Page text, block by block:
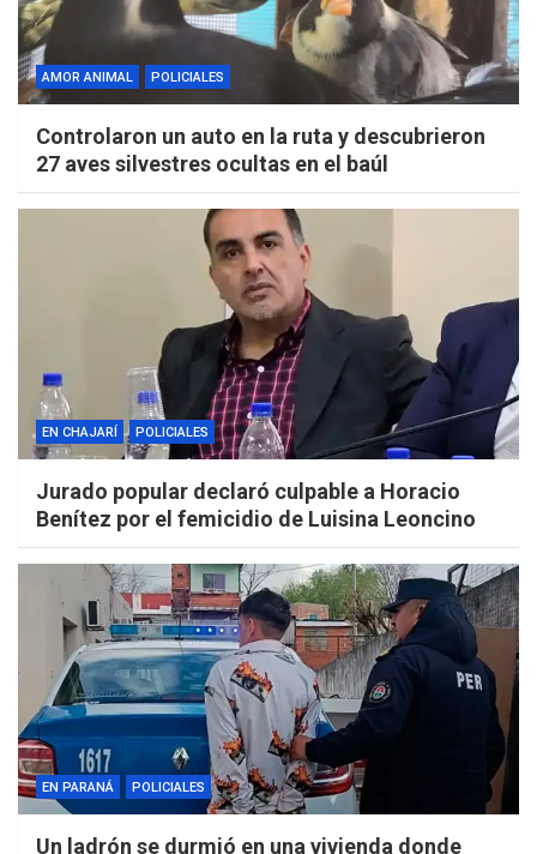
AMOR ANIMAL POLICIALES
Controlaron un auto en la ruta y descubrieron
27 aves silvestres ocultas en el baúl
EN CHAJARÍ POLICIALES
Jurado popular declaró culpable a Horacio
Benítez por el femicidio de Luisina Leoncino
EN PARANÁ POLICIALES
Un ladrón se durmió en una vivienda donde